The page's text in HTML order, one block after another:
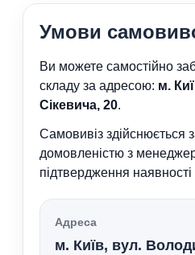
Умови
Ви можете самостійно
складу за адресою: м.
Сікевича, 20.
Самовивіз здійснюється
домовленістю з
підтвердження наявності
Адреса
м. Київ, вул.